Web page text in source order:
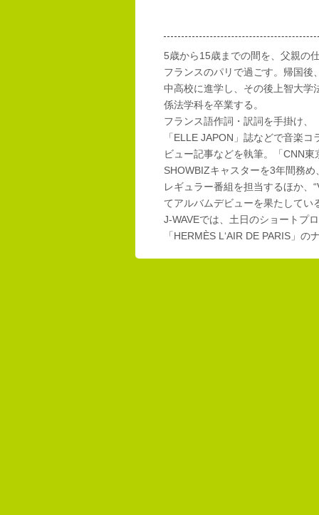
5歳から15歳までの間を、父親の
フランスのパリで過ごす。帰国後
中高校に進学し、その後上智大学
係法学科を卒業する。
フランス語作詞・訳詞を手掛け、
「ELLE JAPON」誌などで音楽コ
ビュー記事などを執筆。「CNN東
SHOWBIZキャスターを3年間務め
レギュラー番組を担当するほか、
てアルバムデビューを果たしてい
J-WAVEでは、土日のショートプ
「HERMÈS L‘AIR DE PARIS」